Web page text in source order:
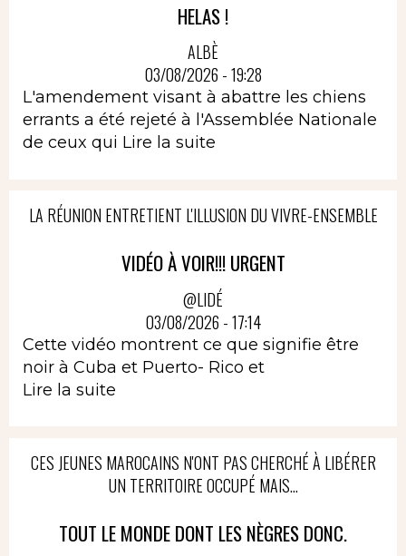
HELAS !
ALBÈ
03/08/2026 - 19:28
L'amendement visant à abattre les chiens
errants a été rejeté à l'Assemblée Nationale
de ceux qui Lire la suite
LA RÉUNION ENTRETIENT L'ILLUSION DU VIVRE-ENSEMBLE
VIDÉO À VOIR!!! URGENT
@LIDÉ
03/08/2026 - 17:14
Cette vidéo montrent ce que signifie être
noir à Cuba et Puerto- Rico et
Lire la suite
CES JEUNES MAROCAINS N'ONT PAS CHERCHÉ À LIBÉRER
UN TERRITOIRE OCCUPÉ MAIS...
TOUT LE MONDE DONT LES NÈGRES DONC.